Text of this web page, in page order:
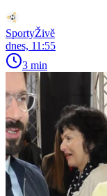
SportyŽivě
dnes, 11:55
3 min